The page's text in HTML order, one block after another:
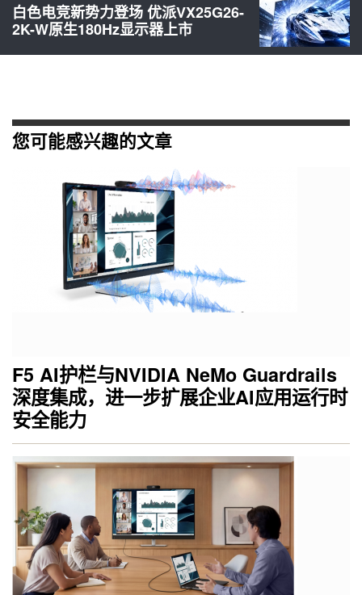
白色电竞新势力登场 优派VX25G26-
2K-W原生180Hz显示器上市
您可能感兴趣的文章
F5 AI护栏与NVIDIA NeMo Guardrails
深度集成，进一步扩展企业AI应用运行时
安全能力